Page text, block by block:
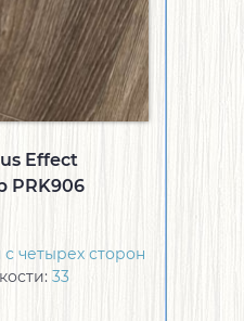
Effect
PRK906
с четырех сторон
33